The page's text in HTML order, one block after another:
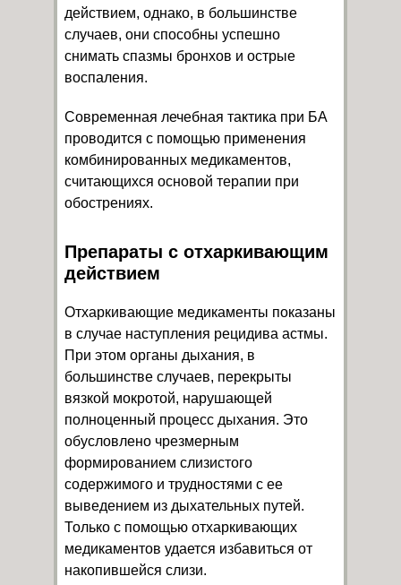
действием, однако, в большинстве
случаев, они способны успешно
снимать спазмы бронхов и острые
воспаления.
Современная лечебная тактика при БА
проводится с помощью применения
комбинированных медикаментов,
считающихся основой терапии при
обострениях.
Препараты с отхаркивающим
действием
Отхаркивающие медикаменты показаны
в случае наступления рецидива астмы.
При этом органы дыхания, в
большинстве случаев, перекрыты
вязкой мокротой, нарушающей
полноценный процесс дыхания. Это
обусловлено чрезмерным
формированием слизистого
содержимого и трудностями с ее
выведением из дыхательных путей.
Только с помощью отхаркивающих
медикаментов удается избавиться от
накопившейся слизи.